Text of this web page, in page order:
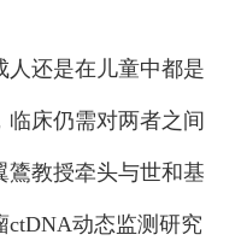
人还是在儿童中都是
床仍需对两者之间
鷟教授牵头与世和基
ctDNA动态监测研究